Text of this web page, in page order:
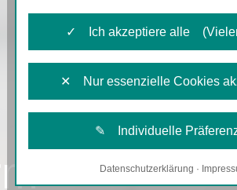
✓ Ich akzeptiere alle
✕ Nur essenzielle Cookies
✎ Individuelle
Notwendige Cookies
Datenschutzerklärung ·